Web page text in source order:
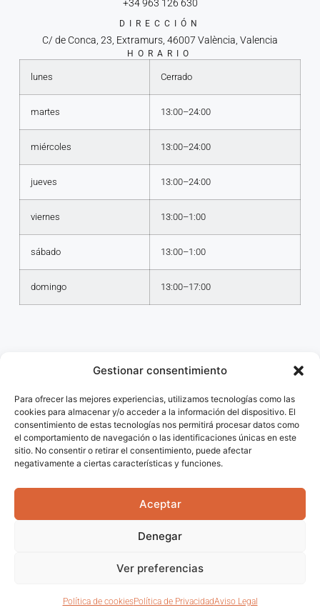
Gestionar consentimiento
Para ofrecer las mejores experiencias, utilizamos tecnologías como las
cookies para almacenar y/o acceder a la información del dispositivo. El
consentimiento de estas tecnologías nos permitirá procesar datos como
el comportamiento de navegación o las identificaciones únicas en este
sitio. No consentir o retirar el consentimiento, puede afectar
negativamente a ciertas características y funciones.
Aceptar
Denegar
Ver preferencias
Política de cookiesPolítica de PrivacidadAviso Legal
+34 963 126 630
DIRECCIÓN
C/ de Conca, 23, Extramurs, 46007 València, Valencia
HORARIO
lunes Cerrado
martes 13:00–24:00
miércoles 13:00–24:00
jueves 13:00–24:00
viernes 13:00–1:00
sábado 13:00–1:00
domingo 13:00–17:00
Financiado por la Unión
Europea -
NextGenerationEU
Desarrollado porLevenant